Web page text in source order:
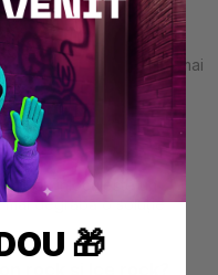
boli (cum ar fi
să favorizeze un somn mai
sistemul imunitar…
deci va avea
Nu înlocuiește un
mai degrabă o soluție
rock și Ice rock?
🎁